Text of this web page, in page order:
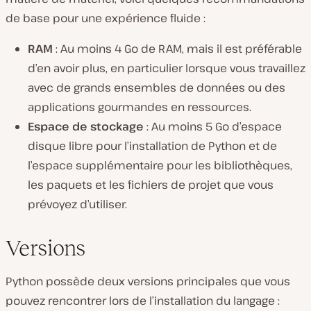
de base pour une expérience fluide :
RAM : Au moins 4 Go de RAM, mais il est préférable
d’en avoir plus, en particulier lorsque vous travaillez
avec de grands ensembles de données ou des
applications gourmandes en ressources.
Espace de stockage : Au moins 5 Go d’espace
disque libre pour l’installation de Python et de
l’espace supplémentaire pour les bibliothèques,
les paquets et les fichiers de projet que vous
prévoyez d’utiliser.
Versions
Python possède deux versions principales que vous
pouvez rencontrer lors de l’installation du langage :